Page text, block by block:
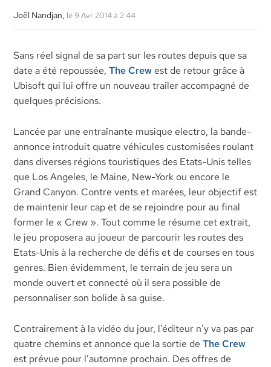
Joël Nandjan, le 9 Avr 2014 à 2:44
Sans réel signal de sa part sur les routes depuis que sa
date a été repoussée,The Crew est de retour grâce à
Ubisoft qui lui offre un nouveau trailer accompagné de
quelques précisions.
Lancée par une entraînante musique electro, la bande-
annonce introduit quatre véhicules customisées roulant
dans diverses régions touristiques des Etats-Unis telles
que Los Angeles, le Maine, New-York ou encore le
Grand Canyon. Contre vents et marées, leur objectif est
de maintenir leur cap et de se rejoindre pour au final
former le « Crew ». Tout comme le résume cet extrait,
le jeu proposera au joueur de parcourir les routes des
Etats-Unis à la recherche de défis et de courses en tous
genres. Bien évidemment, le terrain de jeu sera un
monde ouvert et connecté où il sera possible de
personnaliser son bolide à sa guise.
Contrairement à la vidéo du jour, l’éditeur n’y va pas par
quatre chemins et annonce que la sortie deThe Crew
est prévue pour l’automne prochain. Des offres de